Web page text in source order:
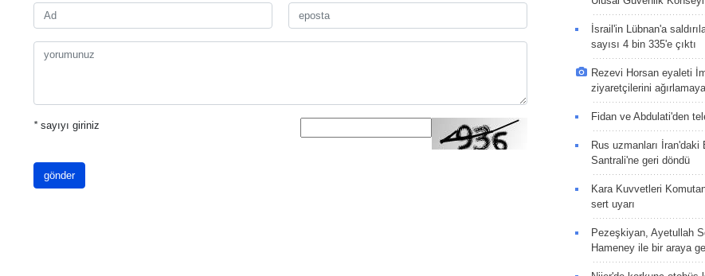
*sayıyı giriniz
gönder
İsrail'in Lübnan'a
sayısı 4 bin 335'e çıktı
Rezevi Horsan eyaleti
ziyaretçilerini
Fidan ve Abdulati'den
Rus uzmanları İran'daki
Santrali'ne geri döndü
Kara Kuvvetleri
sert uyarı
Pezeşkiyan, Ayetullah
Hameney ile bir araya